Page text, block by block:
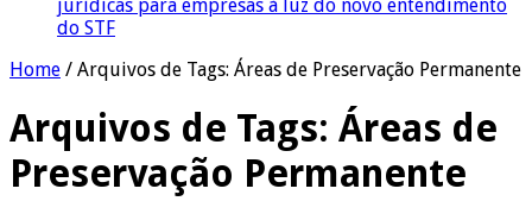
jurídicas para empresas à luz do novo entendimento
do STF
Home / Arquivos de Tags: Áreas de Preservação Permanente
Arquivos de Tags: Áreas de
Preservação Permanente